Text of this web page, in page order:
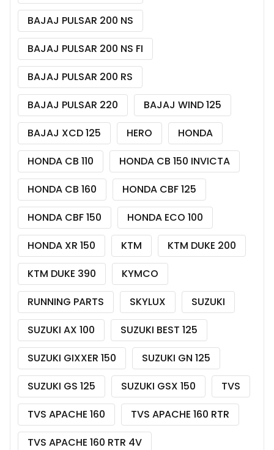
BAJAJ PULSAR 200 NS
BAJAJ PULSAR 200 NS FI
BAJAJ PULSAR 200 RS
BAJAJ PULSAR 220
BAJAJ WIND 125
BAJAJ XCD 125
HERO
HONDA
HONDA CB 110
HONDA CB 150 INVICTA
HONDA CB 160
HONDA CBF 125
HONDA CBF 150
HONDA ECO 100
HONDA XR 150
KTM
KTM DUKE 200
KTM DUKE 390
KYMCO
RUNNING PARTS
SKYLUX
SUZUKI
SUZUKI AX 100
SUZUKI BEST 125
SUZUKI GIXXER 150
SUZUKI GN 125
SUZUKI GS 125
SUZUKI GSX 150
TVS
TVS APACHE 160
TVS APACHE 160 RTR
TVS APACHE 160 RTR 4V